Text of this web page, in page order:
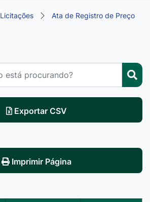
Licitações
Ata de Registro de Preço
Exportar CSV
Imprimir Página